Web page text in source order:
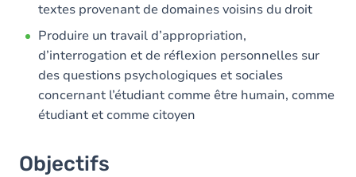
textes provenant de domaines voisins du droit
Produire un travail d’appropriation,
d’interrogation et de réflexion personnelles sur
des questions psychologiques et sociales
concernant l’étudiant comme être humain, comme
étudiant et comme citoyen
Objectifs